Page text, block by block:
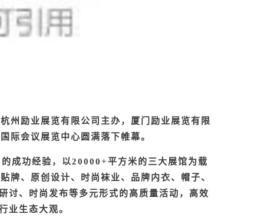
州励业展览有限公司主办，厦门励业展览有限
际会议展览中心圆满落下帷幕。
成功经验，以20000+平方米的三大展馆为载
牌、原创设计、时尚袜业、品牌内衣、帽子、
讨、时尚发布等多元形式的高质量活动，高效
业生态大观。